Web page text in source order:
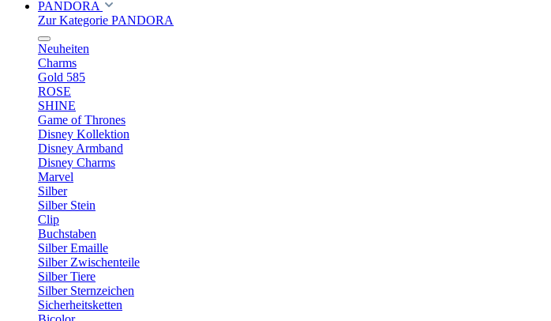
PANDORA
Zur Kategorie PANDORA
Neuheiten
Charms
Gold 585
ROSE
SHINE
Game of Thrones
Disney Kollektion
Disney Armband
Disney Charms
Marvel
Silber
Silber Stein
Clip
Buchstaben
Silber Emaille
Silber Zwischenteile
Silber Tiere
Silber Sternzeichen
Sicherheitsketten